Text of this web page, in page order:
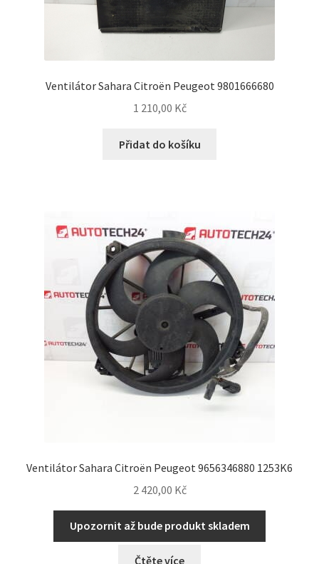
Ventilátor Sahara Citroën Peugeot 9801666680
1 210,00 Kč
Přidat do košíku
Ventilátor Sahara Citroën Peugeot 9656346880 1253K6
2 420,00 Kč
Upozornit až bude produkt skladem
Čtěte více